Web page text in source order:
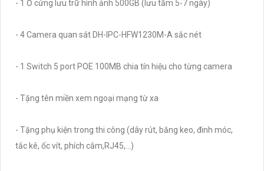
- 1 Ổ cứng lưu trữ hình ảnh 500GB (lưu tầm 5-7 ngày)
- 4 Camera quan sát DH-IPC-HFW1230M-A sắc nét
- 1 Switch 5 port POE 100MB chia tín hiệu cho từng camera
- Tặng tên miền xem ngoại mạng từ xa
- Tặng phụ kiện trong thi công (dây rút, băng keo, đinh móc,
tắc kê, ốc vít, phích cắm,RJ45,...)